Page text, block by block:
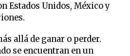
Estados Unidos, México y
allá de ganar o perder.
se encuentran en un